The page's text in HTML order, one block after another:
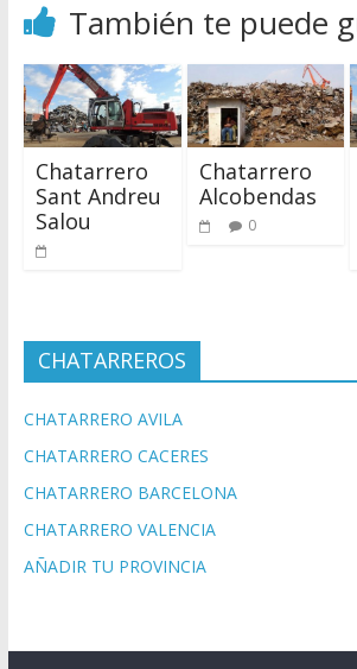
También te puede
Chatarrero
Sant Andreu
Salou
Chatarrero
Alcobendas
0
CHATARREROS
CHATARRERO AVILA
CHATARRERO CACERES
CHATARRERO BARCELONA
CHATARRERO VALENCIA
AÑADIR TU PROVINCIA